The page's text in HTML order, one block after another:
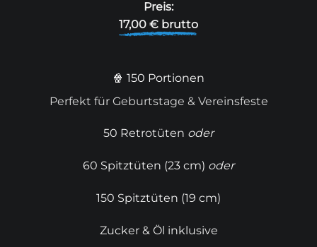
Preis:
17,00 € brutto
🍿 150 Portionen
Perfekt für Geburtstage & Vereinsfeste
50 Retrotüten oder
60 Spitztüten (23 cm) oder
150 Spitztüten (19 cm)
Zucker & Öl inklusive